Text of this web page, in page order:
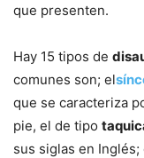
que presenten.
Hay 15 tipos de
comunes son; el
que se caracteriza
pie, el de tipo
sus siglas en